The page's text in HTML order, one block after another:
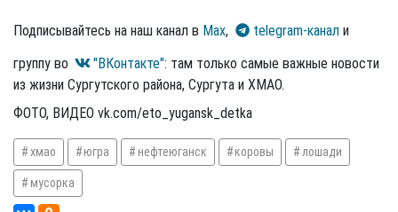
Подписывайтесь на наш канал в Max, telegram-канал и
группу во
"ВКонтакте": там только самые важные новости
из жизни Сургутского района, Сургута и ХМАО.
ФОТО, ВИДЕО vk.com/eto_yugansk_detka
хмао югра нефтеюганск коровы лошади
мусорка